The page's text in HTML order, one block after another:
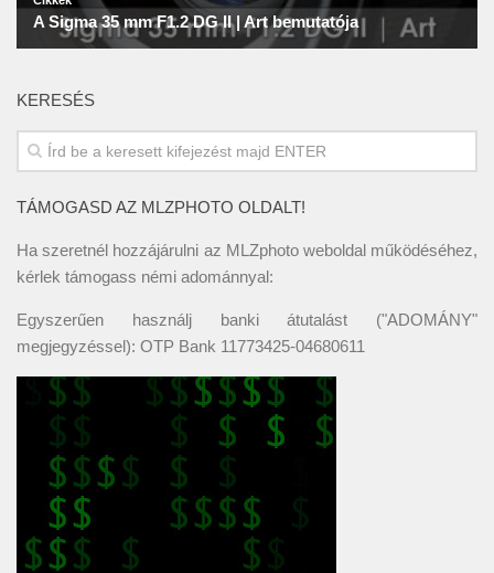
KERESÉS
TÁMOGASD AZ MLZPHOTO OLDALT!
Ha szeretnél hozzájárulni az MLZphoto weboldal működéséhez,
kérlek támogass némi adománnyal:
Egyszerűen használj banki átutalást ("ADOMÁNY"
megjegyzéssel): OTP Bank 11773425-04680611